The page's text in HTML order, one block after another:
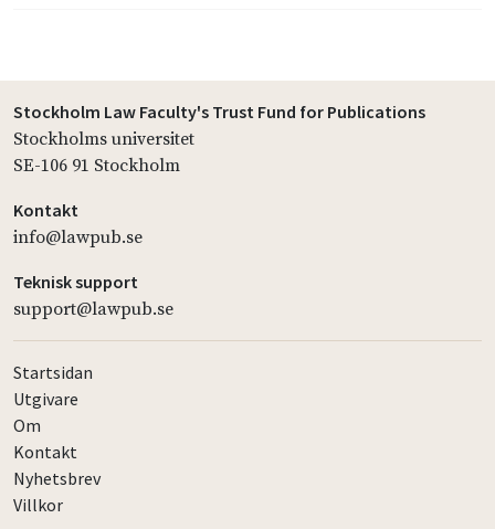
Stockholm Law Faculty's Trust Fund for Publications
Stockholms universitet
SE-106 91 Stockholm
Kontakt
info@lawpub.se
Teknisk support
support@lawpub.se
Startsidan
Utgivare
Om
Kontakt
Nyhetsbrev
Villkor